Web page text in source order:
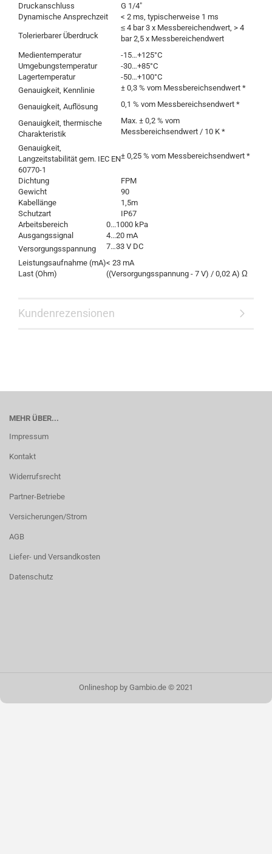
Druckanschluss
G 1/4"
Dynamische Ansprechzeit
< 2 ms, typischerweise 1 ms
Tolerierbarer Überdruck
≤ 4 bar 3 x Messbereichendwert, > 4
bar 2,5 x Messbereichendwert
Medientemperatur
-15…+125°C
Umgebungstemperatur
-30…+85°C
Lagertemperatur
-50…+100°C
Genauigkeit, Kennlinie
± 0,3 % vom Messbereichsendwert *
Genauigkeit, Auflösung 0,1 % vom Messbereichsendwert *
Genauigkeit, thermische
Charakteristik
Max. ± 0,2 % vom
Messbereichsendwert / 10 K *
Genauigkeit,
Langzeitstabilität gem. IEC EN
60770-1
± 0,25 % vom Messbereichsendwert *
Dichtung
FPM
Gewicht
90
Kabellänge
1,5m
Schutzart
IP67
Arbeitsbereich
0...1000 kPa
Ausgangssignal
4...20 mA
Versorgungsspannung
7…33 V DC
Leistungsaufnahme (mA)< 23 mA
Last (Ohm)
((Versorgungsspannung - 7 V) / 0,02 A) Ω
Kundenrezensionen
MEHR ÜBER...
Impressum
Kontakt
Widerrufsrecht
Partner-Betriebe
Versicherungen/Strom
AGB
Liefer- und Versandkosten
Datenschutz
Onlineshop by Gambio.de © 2021